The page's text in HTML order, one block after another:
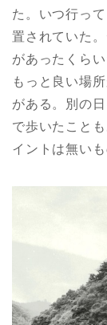
た。いつ行っ
置されていた
があったくら
もっと良い場
がある。別の
で歩いたこと
イントは無い